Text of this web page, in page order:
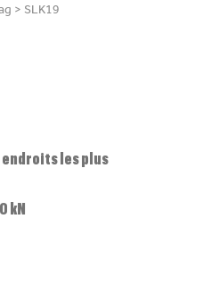
> SLK19
endroits les plus
kN